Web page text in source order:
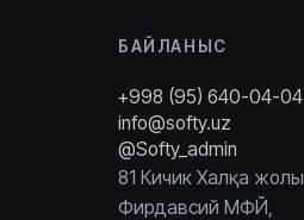
БАЙЛАНЫС
+998 (95) 640-04-04
info@softy.uz
@Softy_admin
81 Кичик Халқа жолы,
Фирдавсий МФЙ,